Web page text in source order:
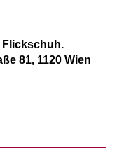
Flickschuh.
81, 1120 Wien